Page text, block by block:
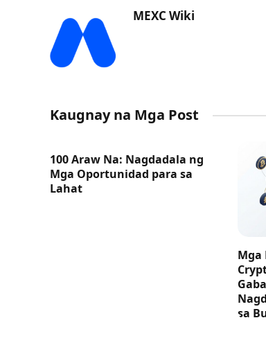
MEXC Wiki
Kaugnay na Mga Post
100 Araw Na: Nagdadala ng
Mga Oportunidad para sa
Lahat
Mga
sa